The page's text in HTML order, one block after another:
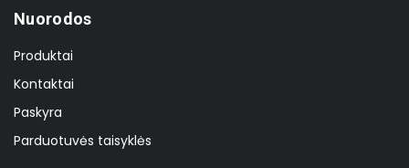
Nuorodos
Produktai
Kontaktai
Paskyra
Parduotuvės taisyklės